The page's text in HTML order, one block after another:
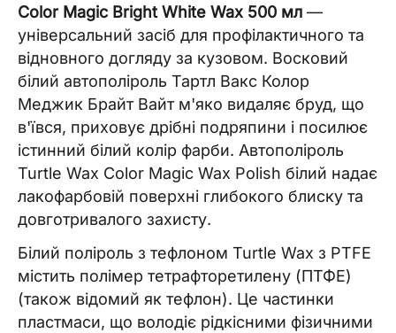
Color Magic Bright White Wax 500 мл —
універсальний засіб для профілактичного та
відновного догляду за кузовом. Восковий
білий автополіроль Тартл Вакс Колор
Меджик Брайт Вайт м'яко видаляє бруд, що
в'ївся, приховує дрібні подряпини і посилює
істинний білий колір фарби. Автополіроль
Turtle Wax Color Magic Wax Polish білий надає
лакофарбовій поверхні глибокого блиску та
довготривалого захисту.
Білий поліроль з тефлоном Turtle Wax з PTFE
містить полімер тетрафторетилену (ПТФЕ)
(також відомий як тефлон). Це частинки
пластмаси, що володіє рідкісними фізичними